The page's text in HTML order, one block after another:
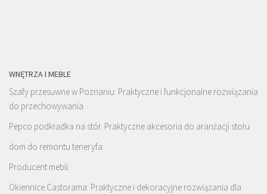
WNĘTRZA I MEBLE
Szafy przesuwne w Poznaniu: Praktyczne i funkcjonalne rozwiązania
do przechowywania
Pepco podkładka na stół: Praktyczne akcesoria do aranżacji stołu
dom do remontu teneryfa
Producent mebli.
Okiennice Castorama: Praktyczne i dekoracyjne rozwiązania dla